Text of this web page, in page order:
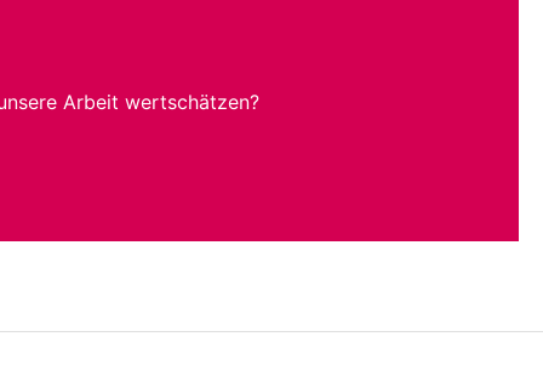
Arbeit wertschätzen?